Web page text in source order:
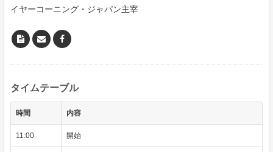
イヤーコーニング・ジャパン主宰
タイムテーブル
時間 内容
11:00 開始